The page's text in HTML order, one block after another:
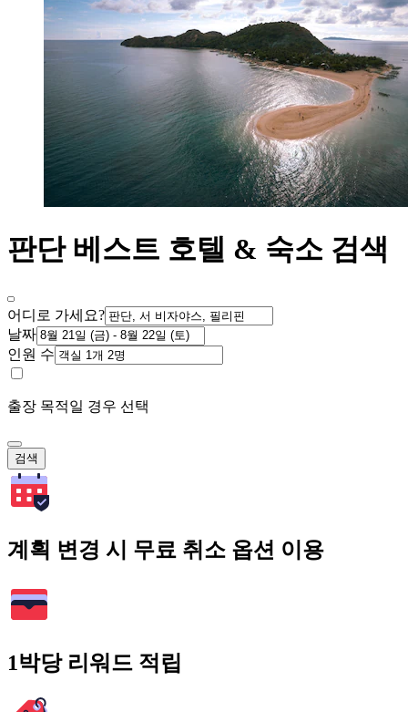
판단 베스트 호텔 & 숙소 검색
어디로 가세요?
날짜
인원 수
출장 목적일 경우 선택
검색
계획 변경 시 무료 취소 옵션 이용
1박당 리워드 적립